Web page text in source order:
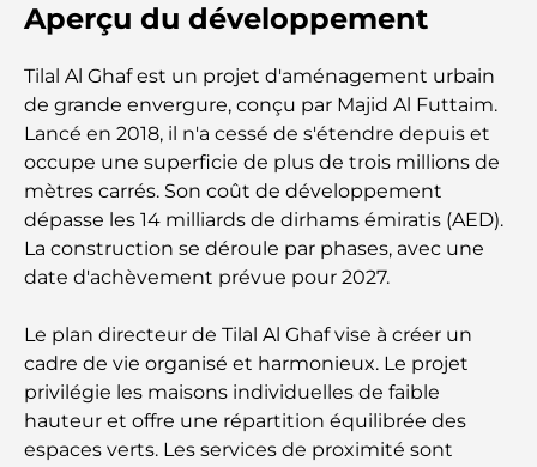
Top 7 Busiest Airports in the World: Hub of Global
Travel
Abu Dhabi vs Dubai: A Practical Comparison for
Investors and Residents
Best Schools in Downtown Dubai: A Guide for
Families
Que faire à Dubaï en été : le guide ultime pour
Cadeaux de luxe pour hommes : des idées de
présents attentionnés et intemporels
Écoles à proximité de Palm Jumeirah : un guide
Aperçu du développement
Tilal Al Ghaf est un projet d'aménagement urbain
de grande envergure, conçu par Majid Al Futtaim.
Lancé en 2018, il n'a cessé de s'étendre depuis et
occupe une superficie de plus de trois millions de
mètres carrés. Son coût de développement
dépasse les 14 milliards de dirhams émiratis (AED).
La construction se déroule par phases, avec une
date d'achèvement prévue pour 2027.
Le plan directeur de Tilal Al Ghaf vise à créer un
cadre de vie organisé et harmonieux. Le projet
privilégie les maisons individuelles de faible
hauteur et offre une répartition équilibrée des
espaces verts. Les services de proximité sont